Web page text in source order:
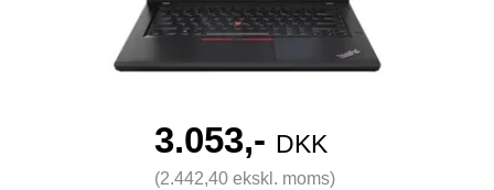
3.053,- DKK
(2.442,40 ekskl. moms)